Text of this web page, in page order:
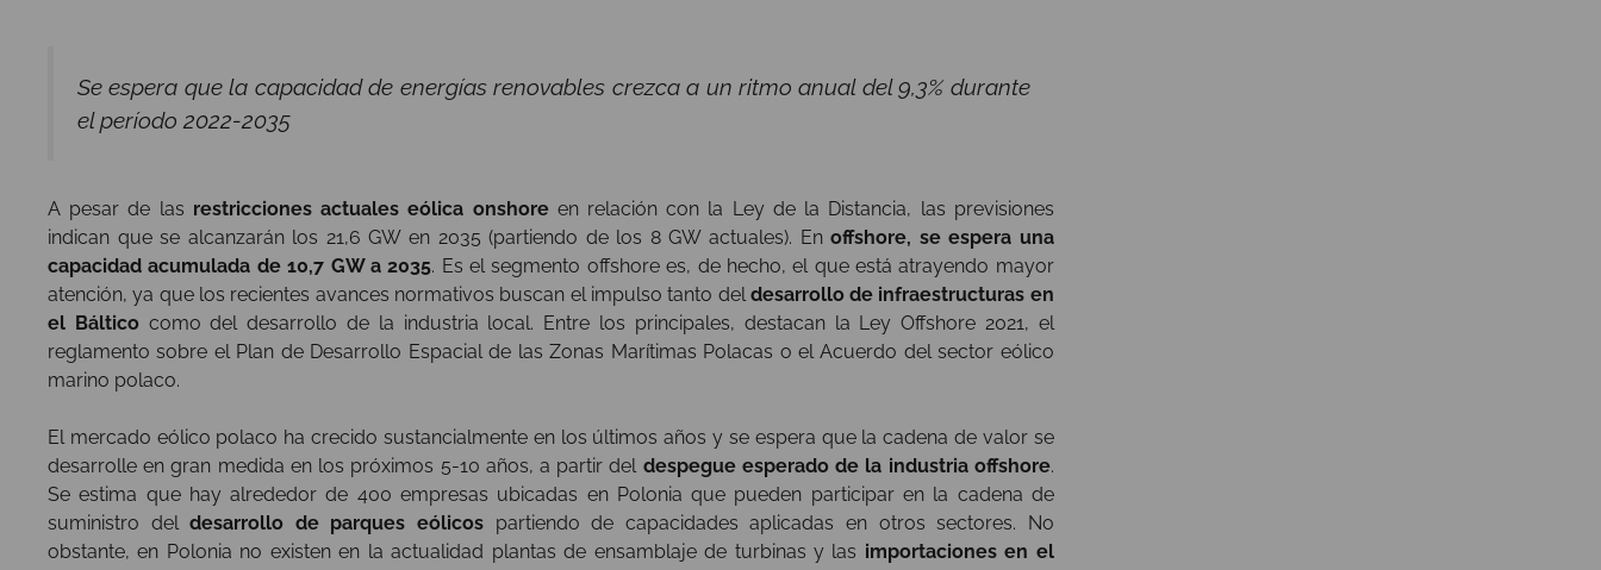
Se espera que la capacidad de energías renovables crezca a un ritmo anual del 9,3% durante
el período 2022-2035
A pesar de las restricciones actuales eólica onshoreen relación con la Ley de la Distancia, las previsiones
indican que se alcanzarán los 21,6 GW en 2035 (partiendo de los 8 GW actuales). Enoffshore, se espera una
capacidad acumulada de 10,7 GW a 2035. Es el segmento offshore es, de hecho, el que está atrayendo mayor
atención, ya que los recientes avances normativos buscan el impulso tanto del desarrollo de infraestructuras en
el Bálticocomo del desarrollo de la industria local. Entre los principales, destacan la Ley Offshore 2021, el
reglamento sobre el Plan de Desarrollo Espacial de las Zonas Marítimas Polacas o el Acuerdo del sector eólico
marino polaco.
El mercado eólico polaco ha crecido sustancialmente en los últimos años y se espera que la cadena de valor se
desarrolle en gran medida en los próximos 5-10 años, a partir del despegue esperado de la industria offshore.
Se estima que hay alrededor de 400 empresas ubicadas en Polonia que pueden participar en la cadena de
suministro deldesarrollo de parques eólicos partiendo de capacidades aplicadas en otros sectores. No
obstante, en Polonia no existen en la actualidad plantas de ensamblaje de turbinas y las importaciones en el